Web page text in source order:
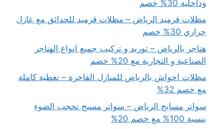
وداخلية 30% خصم
مظلات قرميد الرياض – مظلات قرميد للحدائق مع عازل
حراري 30% خصم
هناجر بالرياض – توريد و تركيب جميع انواع الهناجر
الصناعية و التجارية مع 20% خصم
مظلات احواش بالرياض للمنازل الفاخرة – تغطية كاملة
مع خصم 32%
سواتر مسابح الرياض – سواتر مسبح تحجب الضوء
بنسبة 100% مع خصم 20%